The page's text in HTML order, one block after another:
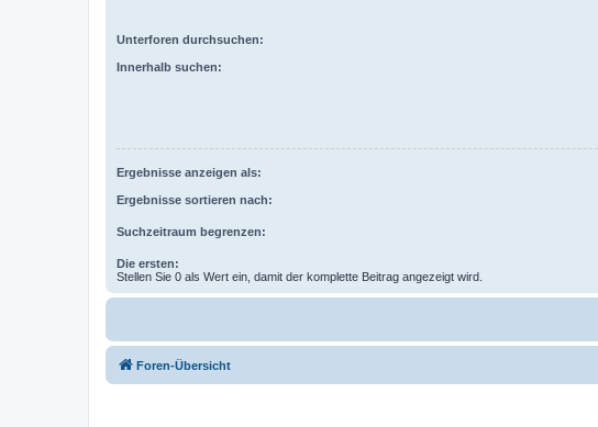
Unterforen durchsuchen:
Innerhalb suchen:
Ergebnisse anzeigen als:
Ergebnisse sortieren nach:
Suchzeitraum begrenzen:
Die ersten:
Stellen Sie 0 als Wert ein, damit der komplette Beitrag angezeigt wird.
Foren-Übersicht